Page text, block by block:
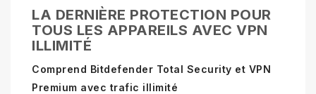
LA DERNIÈRE PROTECTION POUR
TOUS LES APPAREILS AVEC VPN
ILLIMITÉ
Comprend Bitdefender Total Security et VPN
Premium avec trafic illimité